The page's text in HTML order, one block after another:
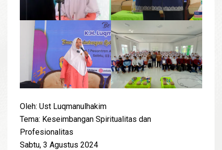
Oleh: Ust Luqmanulhakim
Tema: Keseimbangan Spiritualitas dan
Profesionalitas
Sabtu, 3 Agustus 2024